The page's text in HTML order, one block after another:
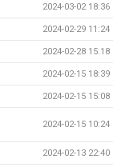
2024-03-02 18:36
2024-02-29 11:24
2024-02-28 15:18
2024-02-15 18:39
2024-02-15 15:08
2024-02-15 10:24
2024-02-13 22:40